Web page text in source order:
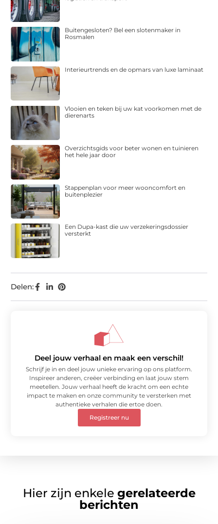
Delen:
Buitengesloten? Bel een slotenmaker in
Rosmalen
Interieurtrends en de opmars van luxe laminaat
Vlooien en teken bij uw kat voorkomen met de
dierenarts
Overzichtsgids voor beter wonen en tuinieren
het hele jaar door
Stappenplan voor meer wooncomfort en
buitenplezier
Een Dupa-kast die uw verzekeringsdossier
versterkt
Deel jouw verhaal en maak een verschil!
Schrijf je in en deel jouw unieke ervaring op ons platform.
Inspireer anderen, creëer verbinding en laat jouw stem
meetellen. Jouw verhaal heeft de kracht om een echte
impact te maken en onze community te versterken met
authentieke verhalen die ertoe doen.
Registreer nu
Hier zijn enkele gerelateerde
berichten